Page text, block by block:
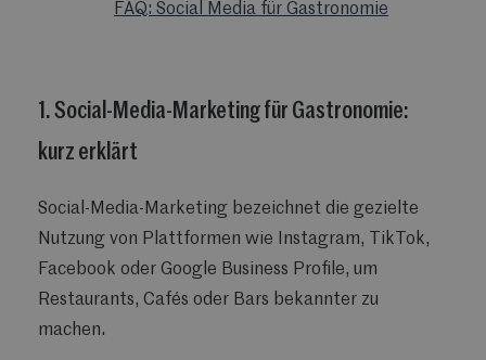
FAQ: Social Media für Gastronomie
1. Social-Media-Marketing für Gastronomie:
kurz erklärt
Social-Media-Marketing bezeichnet die gezielte
Nutzung von Plattformen wie Instagram, TikTok,
Facebook oder Google Business Profile, um
Restaurants, Cafés oder Bars bekannter zu
machen.